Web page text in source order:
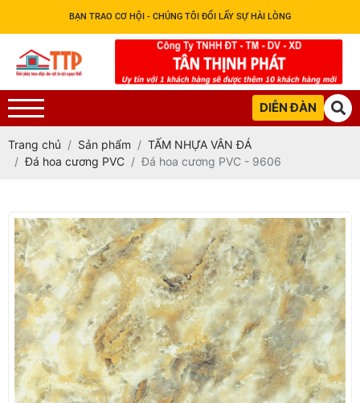
BẠN TRAO CƠ HỘI - CHÚNG TÔI ĐỔI LẤY SỰ HÀI LÒNG
DIỄN ĐÀN
Trang chủ Sản phẩm
TẤM NHỰA VÂN ĐÁ
Đá hoa cương PVC
Đá hoa cương PVC - 9606